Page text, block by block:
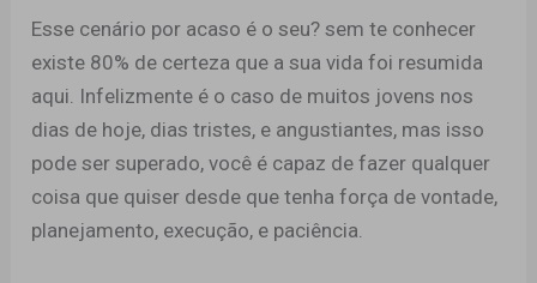
Esse cenário por acaso é o seu? sem te conhecer
existe 80% de certeza que a sua vida foi resumida
aqui. Infelizmente é o caso de muitos jovens nos
dias de hoje, dias tristes, e angustiantes, mas isso
pode ser superado, você é capaz de fazer qualquer
coisa que quiser desde que tenha força de vontade,
planejamento, execução, e paciência.